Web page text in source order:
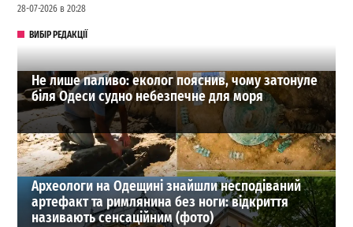
28-07-2026 в 20:28
ВИБІР РЕДАКЦІЇ
Не лише паливо: еколог пояснив, чому затонуле
біля Одеси судно небезпечне для моря
Археологи на Одещині знайшли несподіваний
артефакт та римлянина без ноги: відкриття
називають сенсаційним (фото)